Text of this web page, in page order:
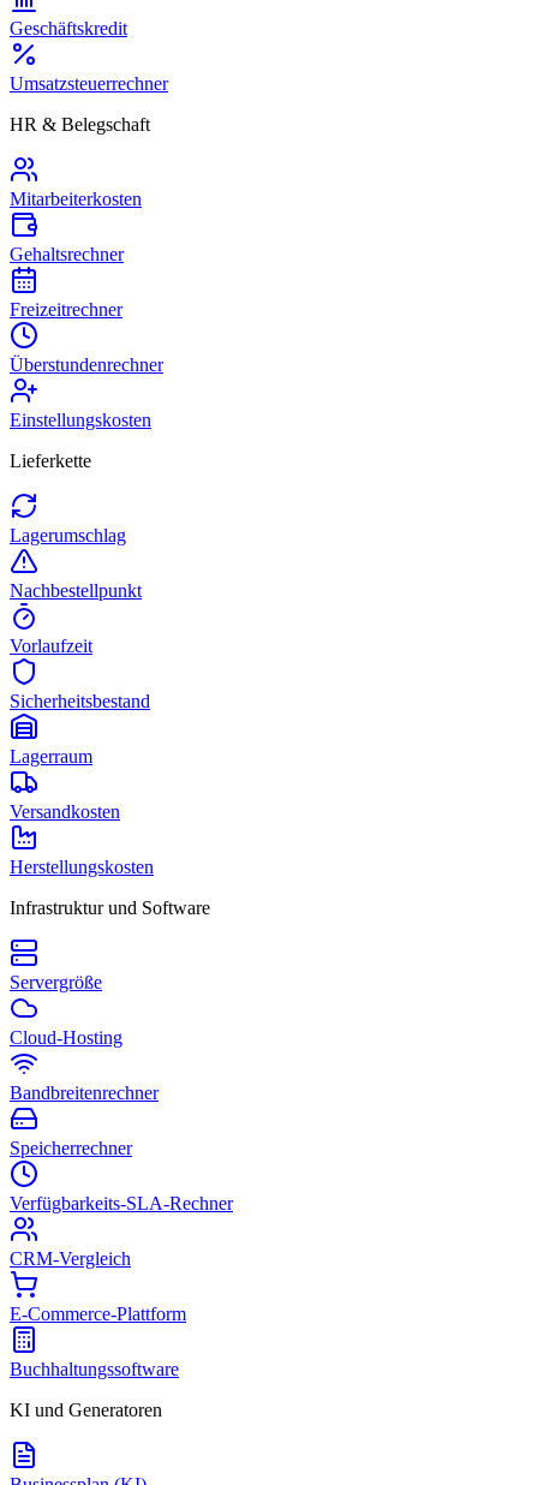
Geschäftskredit
Umsatzsteuerrechner
HR & Belegschaft
Mitarbeiterkosten
Gehaltsrechner
Freizeitrechner
Überstundenrechner
Einstellungskosten
Lieferkette
Lagerumschlag
Nachbestellpunkt
Vorlaufzeit
Sicherheitsbestand
Lagerraum
Versandkosten
Herstellungskosten
Infrastruktur und Software
Servergröße
Cloud-Hosting
Bandbreitenrechner
Speicherrechner
Verfügbarkeits-SLA-Rechner
CRM-Vergleich
E-Commerce-Plattform
Buchhaltungssoftware
KI und Generatoren